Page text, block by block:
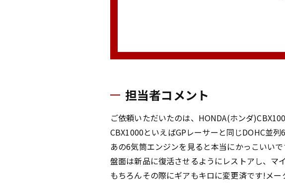
担当者コメント
ご依頼いただいたのは、HONDA(ホンダ
CBX1000といえばGPレーサーと同じDOHC並
あの6気筒エンジンを見ると本当にかっこいい
盤面は新品に復活させるようにレストアし、マ
もちろんその際にギアもキロに変更済です!メ